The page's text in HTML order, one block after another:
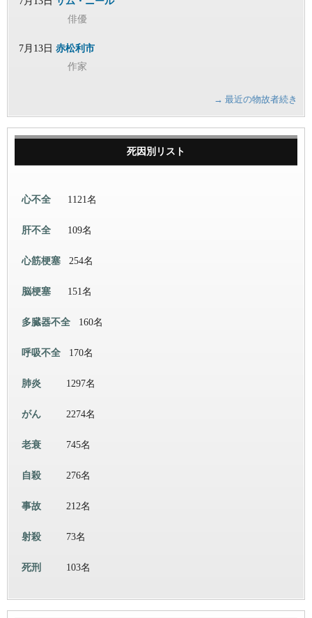
俳優
7月13日 赤松利市
作家
→ 最近の物故者続き
死因別リスト
心不全 1121名
肝不全 109名
心筋梗塞 254名
脳梗塞 151名
多臓器不全 160名
呼吸不全 170名
肺炎 1297名
がん 2274名
老衰 745名
自殺 276名
事故 212名
射殺 73名
死刑 103名